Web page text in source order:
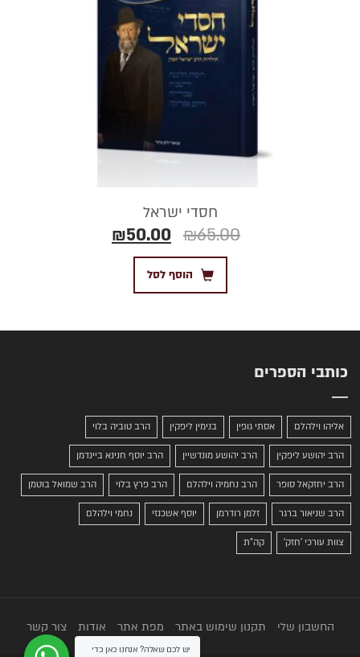
חסדי ישראל
₪65.00
₪50.00
הוסף לסל
כותבי הספרים
אליהו וילהלם אסתי גופין בנימין ליפקין הרב טוביה בלוי
הרב יהושע ליפקין הרב יהושע מונדשיין הרב יוסף חנינא ביינדמן
הרב יחזקאל סופר הרב נחמיה וילהלם הרב פרץ בלוי הרב שמואל בוטמן
הרב שניאור ברגר זלמן רודרמן יוסף אשכנזי נחמי וילהלם
צוות עורכי 'חזק' קה"ת
החשבון שלי תקנון שימוש באתר מפת אתר אודות צור קשר
יש לכם שאלה? אנחנו כאן כדי